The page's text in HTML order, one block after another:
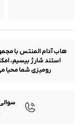
هاب آدام المنتس با
استند شارژ بیسیم،
رومیزی شما محیا می